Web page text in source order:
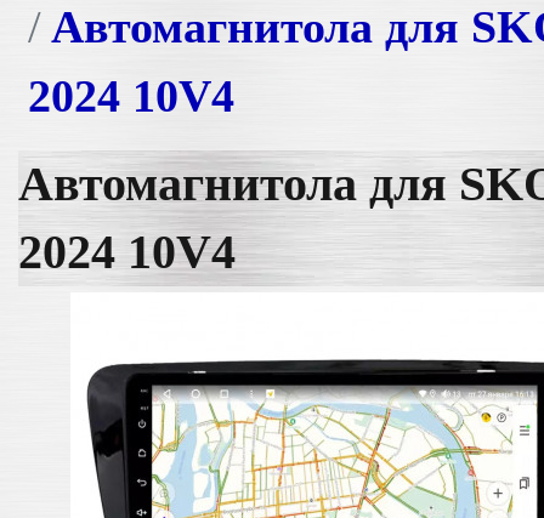
Автомагнитола для
2024 10V4
Автомагнитола для
2024 10V4